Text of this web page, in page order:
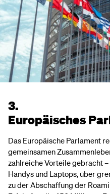
3.
Europäisches
Das Europäische Parlament
gemeinsamen
zahlreiche Vorteile gebracht
Handys und Laptops, über
zu der Abschaffung der